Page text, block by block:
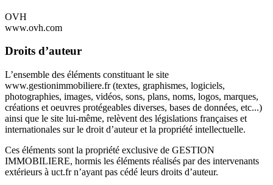
OVH
www.ovh.com
Droits d’auteur
L’ensemble des éléments constituant le site
www.gestionimmobiliere.fr (textes, graphismes, logiciels,
photographies, images, vidéos, sons, plans, noms, logos, marques,
créations et oeuvres protégeables diverses, bases de données, etc...)
ainsi que le site lui-même, relèvent des législations françaises et
internationales sur le droit d’auteur et la propriété intellectuelle.
Ces éléments sont la propriété exclusive de GESTION
IMMOBILIERE, hormis les éléments réalisés par des intervenants
extérieurs à uct.fr n’ayant pas cédé leurs droits d’auteur.